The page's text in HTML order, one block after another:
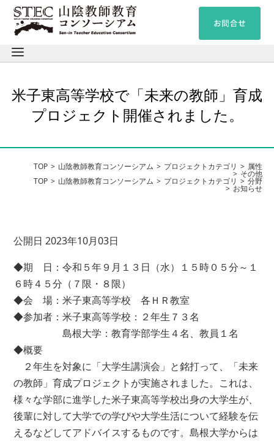
米子東高等学校で「未来の教師」育成
プロジェクト開催されました。
TOP 山陰教師教育コンソーシアム プロジェクトカテゴリ 属性
その他
TOP 山陰教師教育コンソーシアム プロジェクトカテゴリ 分野
お知らせ
公開日 2023年10月03日
◆期 日：令和５年９月１３日（水）１５時０５分～１
６時４５分（７限・８限）
◆会 場：米子東高等学校 各ＨＲ教室
◆参加者：米子東高等学校：２年生７３名
島根大学：教育学部学生４名、教員１名
◆概要
２年生を対象に「大学生講演会」と銘打って、「未来
の教師」育成プロジェクトが実施されました。これは、
様々な学部に進学した米子東高等学校出身の大学生が、
後輩に対して大学での学びや大学生活について経験を伝
えるなどしてアドバイスするものです。島根大学からは